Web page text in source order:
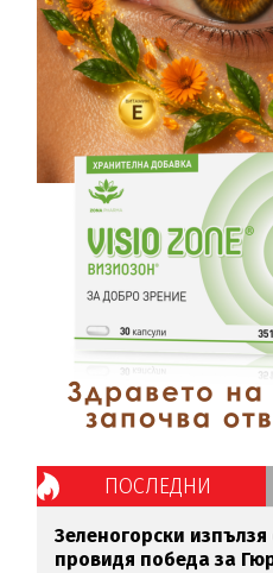
ПОСЛЕДНИ
Зеленогорски
провидя победа за